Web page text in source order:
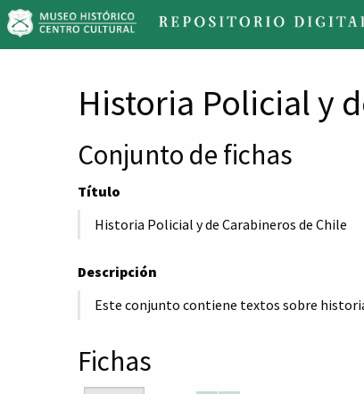
Historia Policial y
Conjunto de fichas
Título
Historia Policial y de Carabineros de Chile
Descripción
Este conjunto contiene textos sobre
Fichas